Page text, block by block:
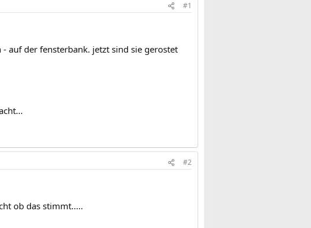
#1
auf der fensterbank. jetzt sind sie gerostet
#2
ob das stimmt.....